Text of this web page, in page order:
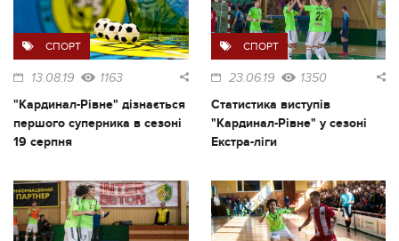
СПОРТ
13.08.19 1163
"Кардинал-Рівне" дізнається
першого суперника в сезоні
19 серпня
СПОРТ
23.06.19 1350
Статистика виступів
"Кардинал-Рівне" у сезоні
Екстра-ліги